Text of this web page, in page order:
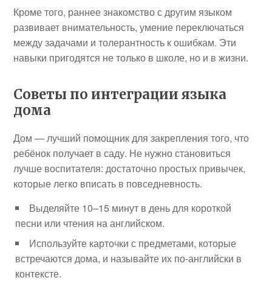
Кроме того, раннее знакомство с другим языком
развивает внимательность, умение переключаться
между задачами и толерантность к ошибкам. Эти
навыки пригодятся не только в школе, но и в жизни.
Советы по интеграции языка
дома
Дом — лучший помощник для закрепления того, что
ребёнок получает в саду. Не нужно становиться
лучше воспитателя: достаточно простых привычек,
которые легко вписать в повседневность.
Выделяйте 10–15 минут в день для короткой
песни или чтения на английском.
Используйте карточки с предметами, которые
встречаются дома, и называйте их по-английски в
контексте.